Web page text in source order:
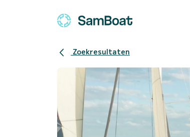
Zoekresultaten